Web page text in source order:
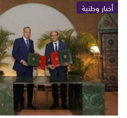
أخبار وطنية